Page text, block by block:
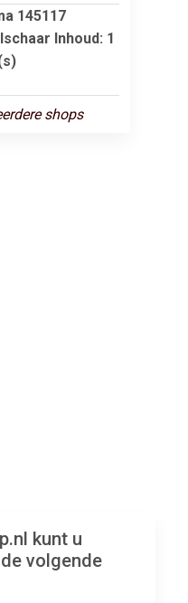
145117
Inhoud: 1
shops
kunt u
volgende